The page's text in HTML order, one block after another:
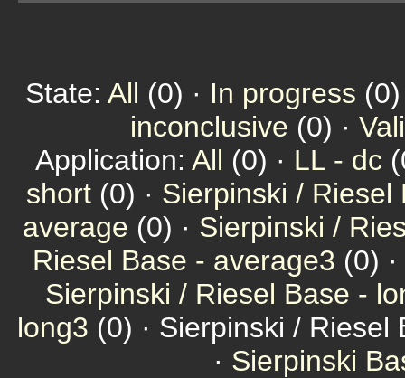
State: All (0) · In progress
inconclusive (0) ·
Application: All (0) · LL - dc
short (0) · Sierpinski / Riesel
average (0) · Sierpinski /
Riesel Base - average3 (0) ·
Sierpinski / Riesel Base -
long3 (0) · Sierpinski /
· Sierpinski